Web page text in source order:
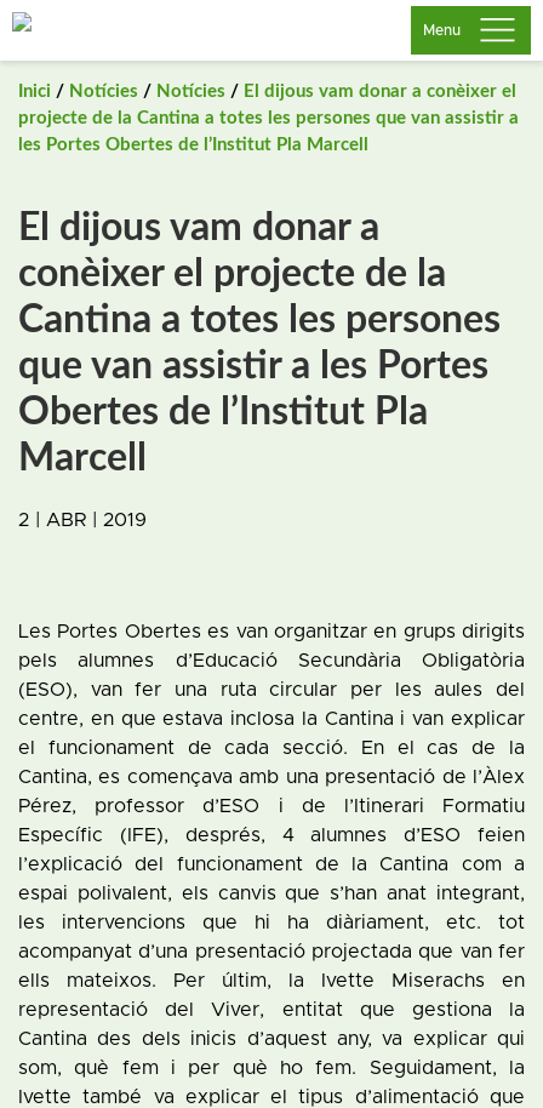
Saltar
Menu
Inici / Notícies / Notícies / El dijous vam donar a conèixer el
projecte de la Cantina a totes les persones que van assistir a
les Portes Obertes de l’Institut Pla Marcell
El dijous vam donar a
conèixer el projecte de la
Cantina a totes les persones
que van assistir a les Portes
Obertes de l’Institut Pla
Marcell
2 | ABR | 2019
Les Portes Obertes es van organitzar en grups dirigits
pels alumnes d’Educació Secundària Obligatòria
(ESO), van fer una ruta circular per les aules del
centre, en que estava inclosa la Cantina i van explicar
el funcionament de cada secció. En el cas de la
Cantina, es començava amb una presentació de l’Àlex
Pérez, professor d’ESO i de l’Itinerari Formatiu
Específic (IFE), després, 4 alumnes d’ESO feien
l’explicació del funcionament de la Cantina com a
espai polivalent, els canvis que s’han anat integrant,
les intervencions que hi ha diàriament, etc. tot
acompanyat d’una presentació projectada que van fer
ells mateixos. Per últim, la Ivette Miserachs en
representació del Viver, entitat que gestiona la
Cantina des dels inicis d’aquest any, va explicar qui
som, què fem i per què ho fem. Seguidament, la
Ivette també va explicar el tipus d’alimentació que